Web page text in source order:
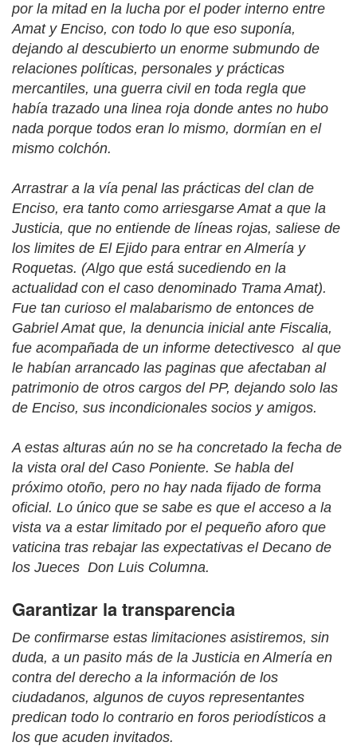
por la mitad en la lucha por el poder interno entre
Amat y Enciso, con todo lo que eso suponía,
dejando al descubierto un enorme submundo de
relaciones políticas, personales y prácticas
mercantiles, una guerra civil en toda regla que
había trazado una linea roja donde antes no hubo
nada porque todos eran lo mismo, dormían en el
mismo colchón.
Arrastrar a la vía penal las prácticas del clan de
Enciso, era tanto como arriesgarse Amat a que la
Justicia, que no entiende de líneas rojas, saliese de
los limites de El Ejido para entrar en Almería y
Roquetas. (Algo que está sucediendo en la
actualidad con el caso denominado Trama Amat).
Fue tan curioso el malabarismo de entonces de
Gabriel Amat que, la denuncia inicial ante Fiscalia,
fue acompañada de un informe detectivesco al que
le habían arrancado las paginas que afectaban al
patrimonio de otros cargos del PP, dejando solo las
de Enciso, sus incondicionales socios y amigos.
A estas alturas aún no se ha concretado la fecha de
la vista oral del Caso Poniente. Se habla del
próximo otoño, pero no hay nada fijado de forma
oficial. Lo único que se sabe es que el acceso a la
vista va a estar limitado por el pequeño aforo que
vaticina tras rebajar las expectativas el Decano de
los Jueces Don Luis Columna.
Garantizar la transparencia
De confirmarse estas limitaciones asistiremos, sin
duda, a un pasito más de la Justicia en Almería en
contra del derecho a la información de los
ciudadanos, algunos de cuyos representantes
predican todo lo contrario en foros periodísticos a
los que acuden invitados.